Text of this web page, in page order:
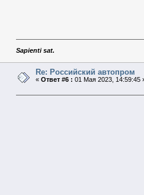
Sapienti sat.
Re: Российский автопром
« Ответ #6 : 01 Мая 2023, 14:59:45